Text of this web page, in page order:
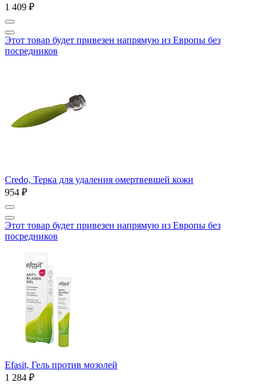
1 409 ₽
Этот товар будет привезен напрямую из Европы без
посредников
Credo, Терка для удаления омертвевшей кожи
954 ₽
Этот товар будет привезен напрямую из Европы без
посредников
Efasit, Гель против мозолей
1 284 ₽